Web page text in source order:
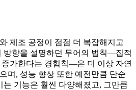
제조 공정이 점점 더 복잡해지고
방향을 설명하던 무어의 법칙—집적
증가한다는 경험칙—은 더 이상 자연
며, 성능 향상 또한 예전만큼 단순
는 기능은 훨씬 다양해졌고, 그만큼